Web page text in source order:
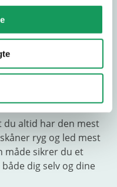
sikrer, at en Cramer
fejemaskine
du ikke kan
den. En Cramer
sikrer dig effektiv og
igennem.
du altid har den mest
ryg og led mest
måde sikrer du et
dig selv og dine